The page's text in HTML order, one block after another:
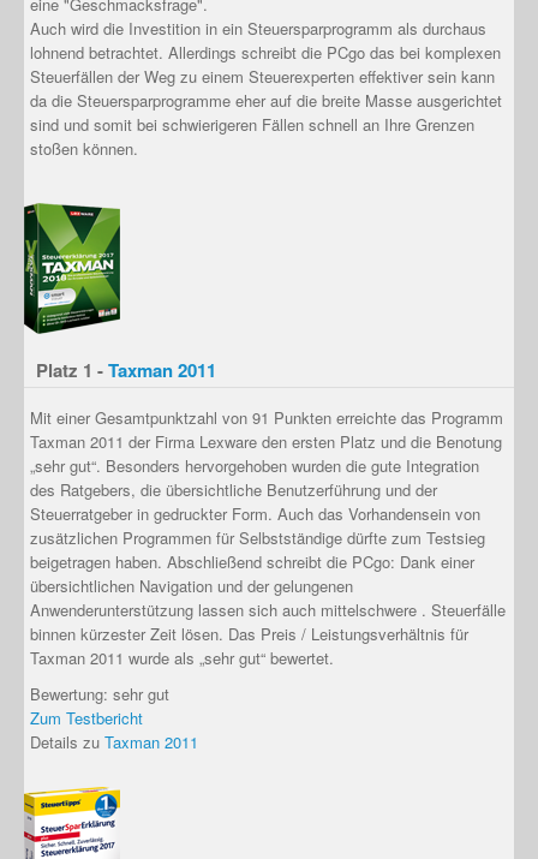
Auch wird die Investition in ein Steuersparprogramm als durchaus
lohnend betrachtet. Allerdings schreibt die PCgo das bei komplexen
Steuerfällen der Weg zu einem Steuerexperten effektiver sein kann
da die Steuersparprogramme eher auf die breite Masse ausgerichtet
sind und somit bei schwierigeren Fällen schnell an Ihre Grenzen
stoßen können.
Platz 1 -Taxman 2011
Mit einer Gesamtpunktzahl von 91 Punkten erreichte das Programm
Taxman 2011 der Firma Lexware den ersten Platz und die Benotung
„sehr gut“. Besonders hervorgehoben wurden die gute Integration
des Ratgebers, die übersichtliche Benutzerführung und der
Steuerratgeber in gedruckter Form. Auch das Vorhandensein von
zusätzlichen Programmen für Selbstständige dürfte zum Testsieg
beigetragen haben. Abschließend schreibt die PCgo: Dank einer
übersichtlichen Navigation und der gelungenen
Anwenderunterstützung lassen sich auch mittelschwere . Steuerfälle
binnen kürzester Zeit lösen. Das Preis / Leistungsverhältnis für
Taxman 2011 wurde als „sehr gut“ bewertet.
Bewertung: sehr gut
Zum Testbericht
Details zu Taxman 2011